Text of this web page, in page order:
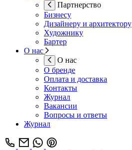
Партнерство
Бизнесу
Дизайнеру и архитектору
Художнику
Бартер
О нас
О нас
О бренде
Оплата и доставка
Контакты
Журнал
Вакансии
Вопросы и ответы
Журнал